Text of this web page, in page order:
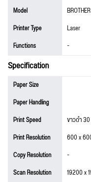
Model
Printer Type
Laser
Functions
-
Specification
Paper Size
Paper Handling
Print Speed
ขาวดำ
Print Resolution
600 x
Copy Resolution
-
Scan Resolution
19200 x